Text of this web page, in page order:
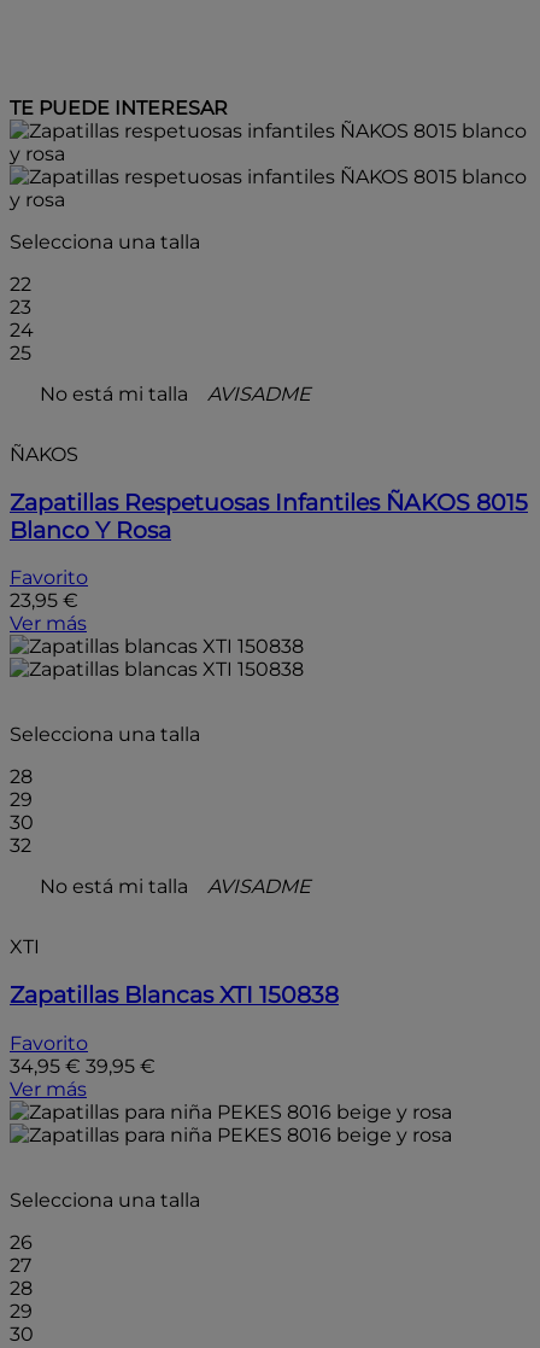
TE PUEDE INTERESAR
Selecciona una talla
22
23
24
25
No está mi talla
AVISADME
ÑAKOS
Zapatillas Respetuosas Infantiles ÑAKOS 8015
Blanco Y Rosa
Favorito
23,95 €
Ver más
Selecciona una talla
28
29
30
32
No está mi talla
AVISADME
XTI
Zapatillas Blancas XTI 150838
Favorito
34,95 € 39,95 €
Ver más
Selecciona una talla
26
27
28
29
30